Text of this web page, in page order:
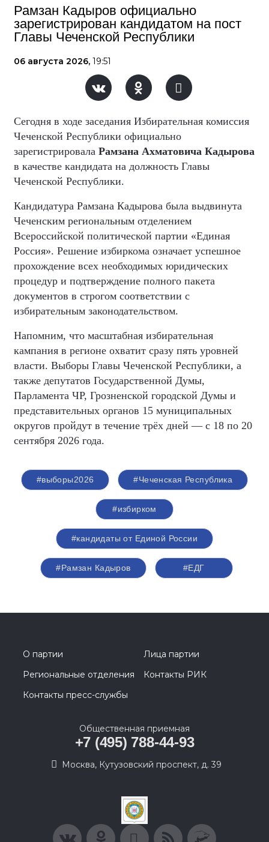
Рамзан Кадыров официально
зарегистрирован кандидатом на пост
Главы Чеченской Республики
06 августа 2026, 19:51
Сегодня в ходе заседания Избирательная комиссия
Чеченской Республики официально
зарегистрировала Рамзана Ахматовича Кадырова
в качестве кандидата на должность Главы
Чеченской Республики.
Кандидатура Рамзана Кадырова была выдвинута
Чеченским региональным отделением
Всероссийской политической партии «Единая
Россия». Решение избиркома означает успешное
прохождение всех необходимых юридических
процедур и подтверждение полного пакета
документов в строгом соответствии с
избирательным законодательством.
Напомним, что масштабная избирательная
кампания в регионе охватит сразу пять уровней
власти. Выборы Главы Чеченской Республики, а
также депутатов Государственной Думы,
Парламента ЧР, Грозненской городской Думы и
представительных органов 15 муниципальных
округов пройдут в течение трёх дней — с 18 по 20
сентября 2026 года.
#выборы2026 #Чеченская Республика
#избирком
#кандидаты от Единой России
#Рамзан Кадыров #ЕДГ
О партии
Лица партии
Региональные отделения
Контакты РИК
Контакты пресс-службы
Общественная приемная
+7 (495) 788-44-93
Москва, Кутузовский проспект, д. 39